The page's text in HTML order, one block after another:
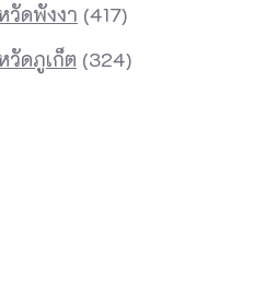
วัดพังงา (417)
วัดภูเก็ต (324)